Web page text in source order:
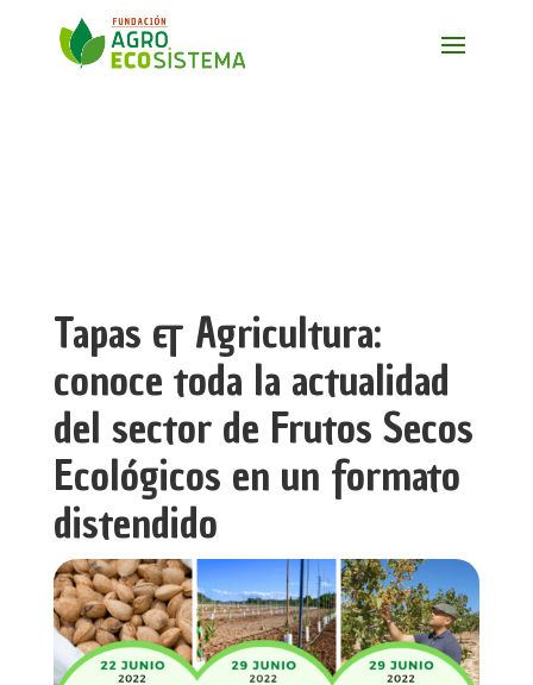
Tapas & Agricultura:
conoce toda la actualidad
del sector de Frutos Secos
Ecológicos en un formato
distendido